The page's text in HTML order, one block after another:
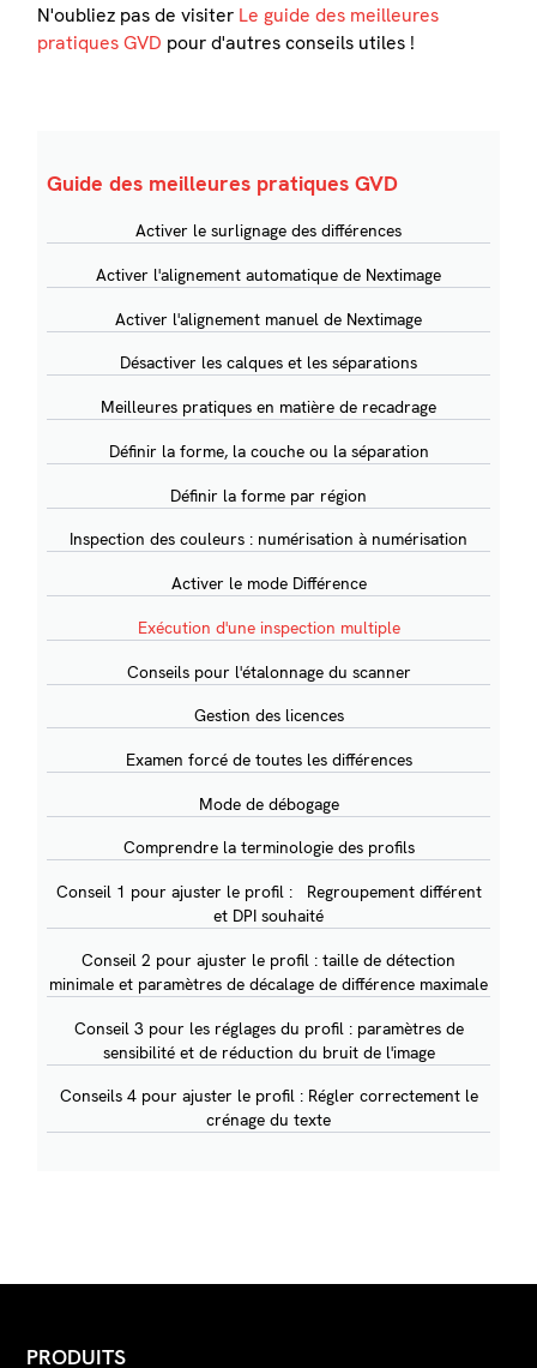
N'oubliez pas de visiter Le guide des meilleures
pratiques GVD pour d'autres conseils utiles !
Guide des meilleures pratiques GVD
Activer le surlignage des différences
Activer l'alignement automatique de Nextimage
Activer l'alignement manuel de Nextimage
Désactiver les calques et les séparations
Meilleures pratiques en matière de recadrage
Définir la forme, la couche ou la séparation
Définir la forme par région
Inspection des couleurs : numérisation à numérisation
Activer le mode Différence
Exécution d'une inspection multiple
Conseils pour l'étalonnage du scanner
Gestion des licences
Examen forcé de toutes les différences
Mode de débogage
Comprendre la terminologie des profils
Conseil 1 pour ajuster le profil : Regroupement différent
et DPI souhaité
Conseil 2 pour ajuster le profil : taille de détection
minimale et paramètres de décalage de différence maximale
Conseil 3 pour les réglages du profil : paramètres de
sensibilité et de réduction du bruit de l'image
Conseils 4 pour ajuster le profil : Régler correctement le
crénage du texte
PRODUITS